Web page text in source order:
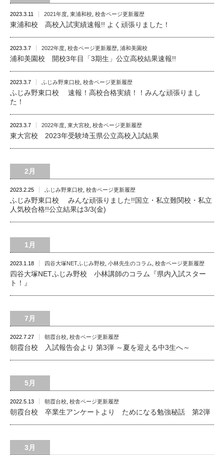
2023.3.11 2021年度 東浦和校 校舎ページ更新履歴
東浦和校 高校入試実績速報!! よく頑張りました！
2023.3.7 2022年度 校舎ページ更新履歴 浦和美園校
浦和美園校 開校3年目「3期生」公立高校結果速報!!
2023.3.7 ふじみ野東口校 校舎ページ更新履歴
ふじみ野東口校 速報！高校合格実績！！みんな頑張りまし
た！
2023.3.7 2022年度 東大宮校 校舎ページ更新履歴
東大宮校 2023年受験埼玉県公立高校入試結果
2月
2023.2.25 ふじみ野東口校 校舎ページ更新履歴
ふじみ野東口校 みんな頑張りました!!国立・私立難関校・私立
人気校合格!!公立結果は3/3(金)
1月
2023.1.18 四谷大塚NETふじみ野校 小林先生のコラム 校舎ページ更新履歴
四谷大塚NETふじみ野校 小林講師のコラム『県内入試スター
ト！』
7月
2022.7.27 朝霞台校 校舎ページ更新履歴
朝霞台校 入試報告会より 第3弾 ～夏を迎える中3生へ～
5月
2022.5.13 朝霞台校 校舎ページ更新履歴
朝霞台校 卒業生アンケートより ためになる勉強秘話 第2弾
3月